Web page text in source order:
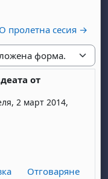
пролетна сесия →
от
2 март 2014,
Отговаряне